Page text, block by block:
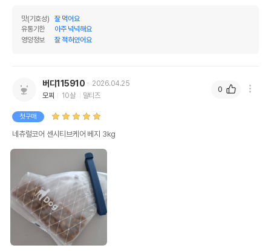
맛(기호성)
잘 먹어요
유통기한
아주 넉넉해요
영양정보
잘 적혀있어요
버디115910
2026.04.25
모찌
10살 말티즈
첫구매
네츄럴코어 센시티브케어 베지 3kg
0